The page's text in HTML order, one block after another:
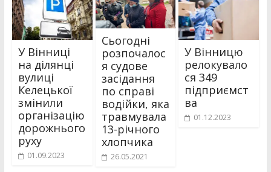
У Вінниці
на ділянці
вулиці
Келецької
змінили
організацію
дорожнього
руху
01.09.2023
Сьогодні
розпочалос
я судове
засідання
по справі
водійки, яка
травмувала
13-річного
хлопчика
26.05.2021
У Вінницю
релокувало
ся 349
підприємст
ва
01.12.2023